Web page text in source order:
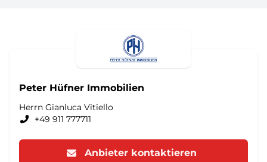
Peter Hüfner Immobilien
Herrn Gianluca Vitiello
+49 911 777711
Anbieter kontaktieren